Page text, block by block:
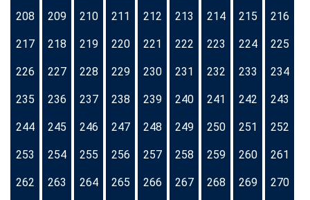
208 209 210 211 212 213 214 215 216
217 218 219 220 221 222 223 224 225
226 227 228 229 230 231 232 233 234
235 236 237 238 239 240 241 242 243
244 245 246 247 248 249 250 251 252
253 254 255 256 257 258 259 260 261
262 263 264 265 266 267 268 269 270